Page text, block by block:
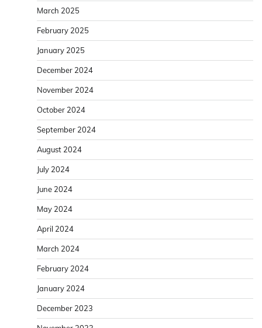
March 2025
February 2025
January 2025
December 2024
November 2024
October 2024
September 2024
August 2024
July 2024
June 2024
May 2024
April 2024
March 2024
February 2024
January 2024
December 2023